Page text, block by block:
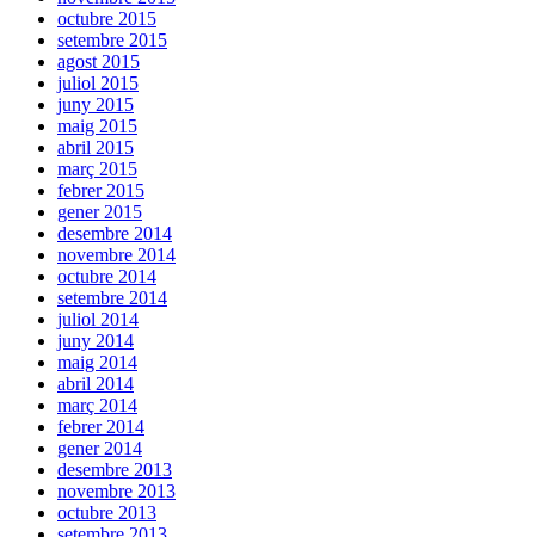
octubre 2015
setembre 2015
agost 2015
juliol 2015
juny 2015
maig 2015
abril 2015
març 2015
febrer 2015
gener 2015
desembre 2014
novembre 2014
octubre 2014
setembre 2014
juliol 2014
juny 2014
maig 2014
abril 2014
març 2014
febrer 2014
gener 2014
desembre 2013
novembre 2013
octubre 2013